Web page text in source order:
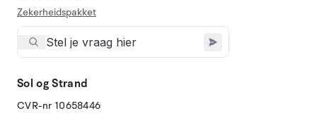
Zekerheidspakket
Sol og Strand
CVR-nr 10658446